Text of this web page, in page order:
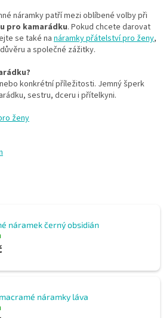
náramky patří mezi oblíbené volby při
pro kamarádku. Pokud chcete darovat
se také na náramky přátelství pro ženy,
a společné zážitky.
konkrétní příležitosti. Jemný šperk
sestru, dceru i přítelkyni.
ženy
náramek černý obsidián
náramky láva